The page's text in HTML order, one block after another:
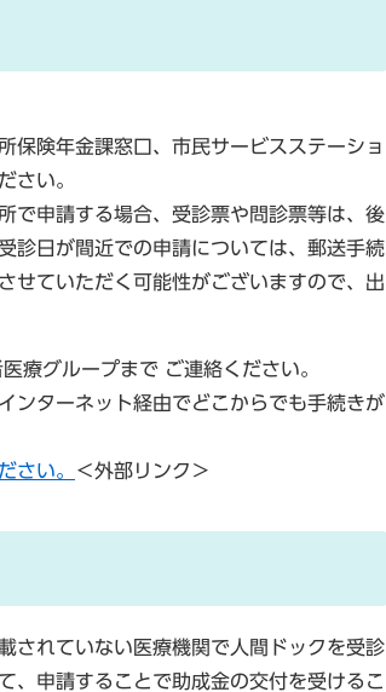
保険年金課窓口、市民サービスステーショ
さい。
で申請する場合、受診票や問診票等は、後
診日が間近での申請については、郵送手続
せていただく可能性がございますので、出
療グループまで ご連絡ください。
ンターネット経由でどこからでも手続きが
さい。
＜外部リンク＞
されていない医療機関で人間ドックを受診
、申請することで助成金の交付を受けるこ